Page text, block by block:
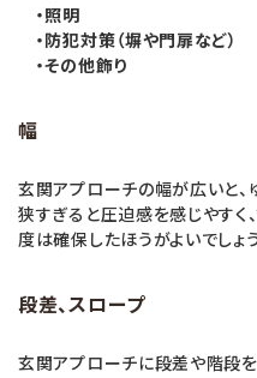
・照明
・防犯対策（塀や門扉など）
・その他飾り
幅
玄関アプローチの幅が広いと、
狭すぎると圧迫感を感じやすく
度は確保したほうがよいでしょう
段差、スロープ
玄関アプローチに段差や階段